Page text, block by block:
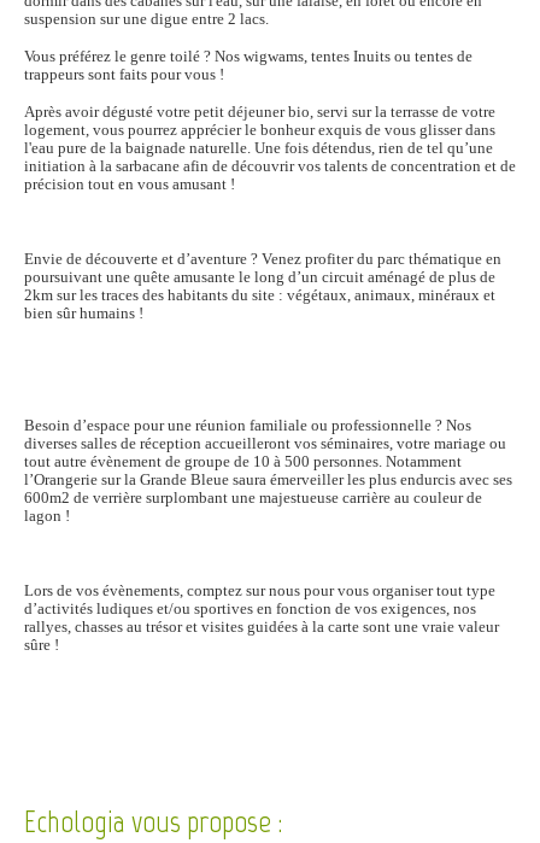
suspension sur une digue entre 2 lacs.
Vous préférez le genre toilé ? Nos wigwams, tentes Inuits ou tentes de
trappeurs sont faits pour vous !
Après avoir dégusté votre petit déjeuner bio, servi sur la terrasse de votre
logement, vous pourrez apprécier le bonheur exquis de vous glisser dans
l'eau pure de la baignade naturelle. Une fois détendus, rien de tel qu’une
initiation à la sarbacane afin de découvrir vos talents de concentration et de
précision tout en vous amusant !
Envie de découverte et d’aventure ? Venez profiter du parc thématique en
poursuivant une quête amusante le long d’un circuit aménagé de plus de
2km sur les traces des habitants du site : végétaux, animaux, minéraux et
bien sûr humains !
Besoin d’espace pour une réunion familiale ou professionnelle ? Nos
diverses salles de réception accueilleront vos séminaires, votre mariage ou
tout autre évènement de groupe de 10 à 500 personnes. Notamment
l’Orangerie sur la Grande Bleue saura émerveiller les plus endurcis avec ses
600m2 de verrière surplombant une majestueuse carrière au couleur de
lagon !
Lors de vos évènements, comptez sur nous pour vous organiser tout type
d’activités ludiques et/ou sportives en fonction de vos exigences, nos
rallyes, chasses au trésor et visites guidées à la carte sont une vraie valeur
sûre !
Echologia vous propose :